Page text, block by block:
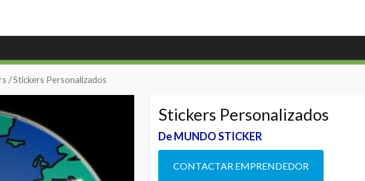
/ Stickers Personalizados
Stickers Personalizados
De MUNDO STICKER
CONTACTAR EMPRENDEDOR